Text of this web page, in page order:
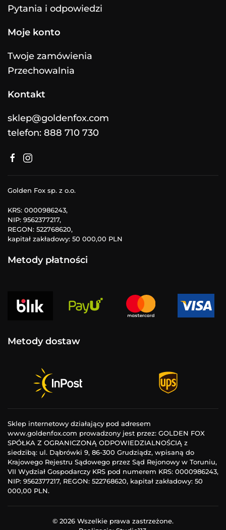
Pytania i odpowiedzi
Moje konto
Twoje zamówienia
Przechowalnia
Kontakt
sklep@goldenfox.com
telefon: 888 710 730
Golden Fox sp. z o.o.
KRS: 0000986243,
NIP: 9562377217,
REGON: 522768620,
kapitał zakładowy: 50 000,00 PLN
Metody płatności
Metody dostaw
Sklep internetowy działający pod adresem
www.goldenfox.com prowadzony jest przez: GOLDEN FOX
SPÓŁKA Z OGRANICZONĄ ODPOWIEDZIALNOŚCIĄ z
siedzibą: ul. Dąbrówki 9, 86-300 Grudziądz, wpisaną do
Krajowego Rejestru Sądowego przez Sąd Rejonowy w Toruniu,
VII Wydział Gospodarczy KRS pod numerem KRS: 0000986243,
NIP: 9562377217, REGON: 522768620, kapitał zakładowy: 50
000,00 PLN.
© 2026 Wszelkie prawa zastrzeżone.